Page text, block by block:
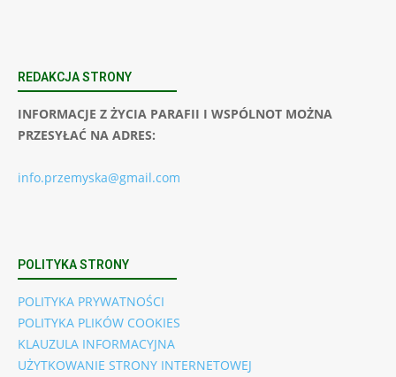
REDAKCJA STRONY
INFORMACJE Z ŻYCIA PARAFII I WSPÓLNOT MOŻNA
PRZESYŁAĆ NA ADRES:
info.przemyska@gmail.com
POLITYKA STRONY
POLITYKA PRYWATNOŚCI
POLITYKA PLIKÓW COOKIES
KLAUZULA INFORMACYJNA
UŻYTKOWANIE STRONY INTERNETOWEJ